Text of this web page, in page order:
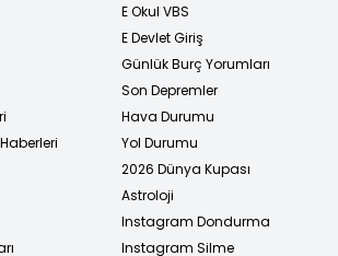
E Okul VBS
E Devlet Giriş
Günlük Burç Yorumları
Son Depremler
Hava Durumu
Yol Durumu
2026 Dünya Kupası
Astroloji
Instagram Dondurma
Instagram Silme